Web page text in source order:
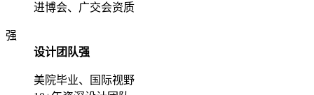
进博会、广交会资质
强
设计团队强
美院毕业、国际视野